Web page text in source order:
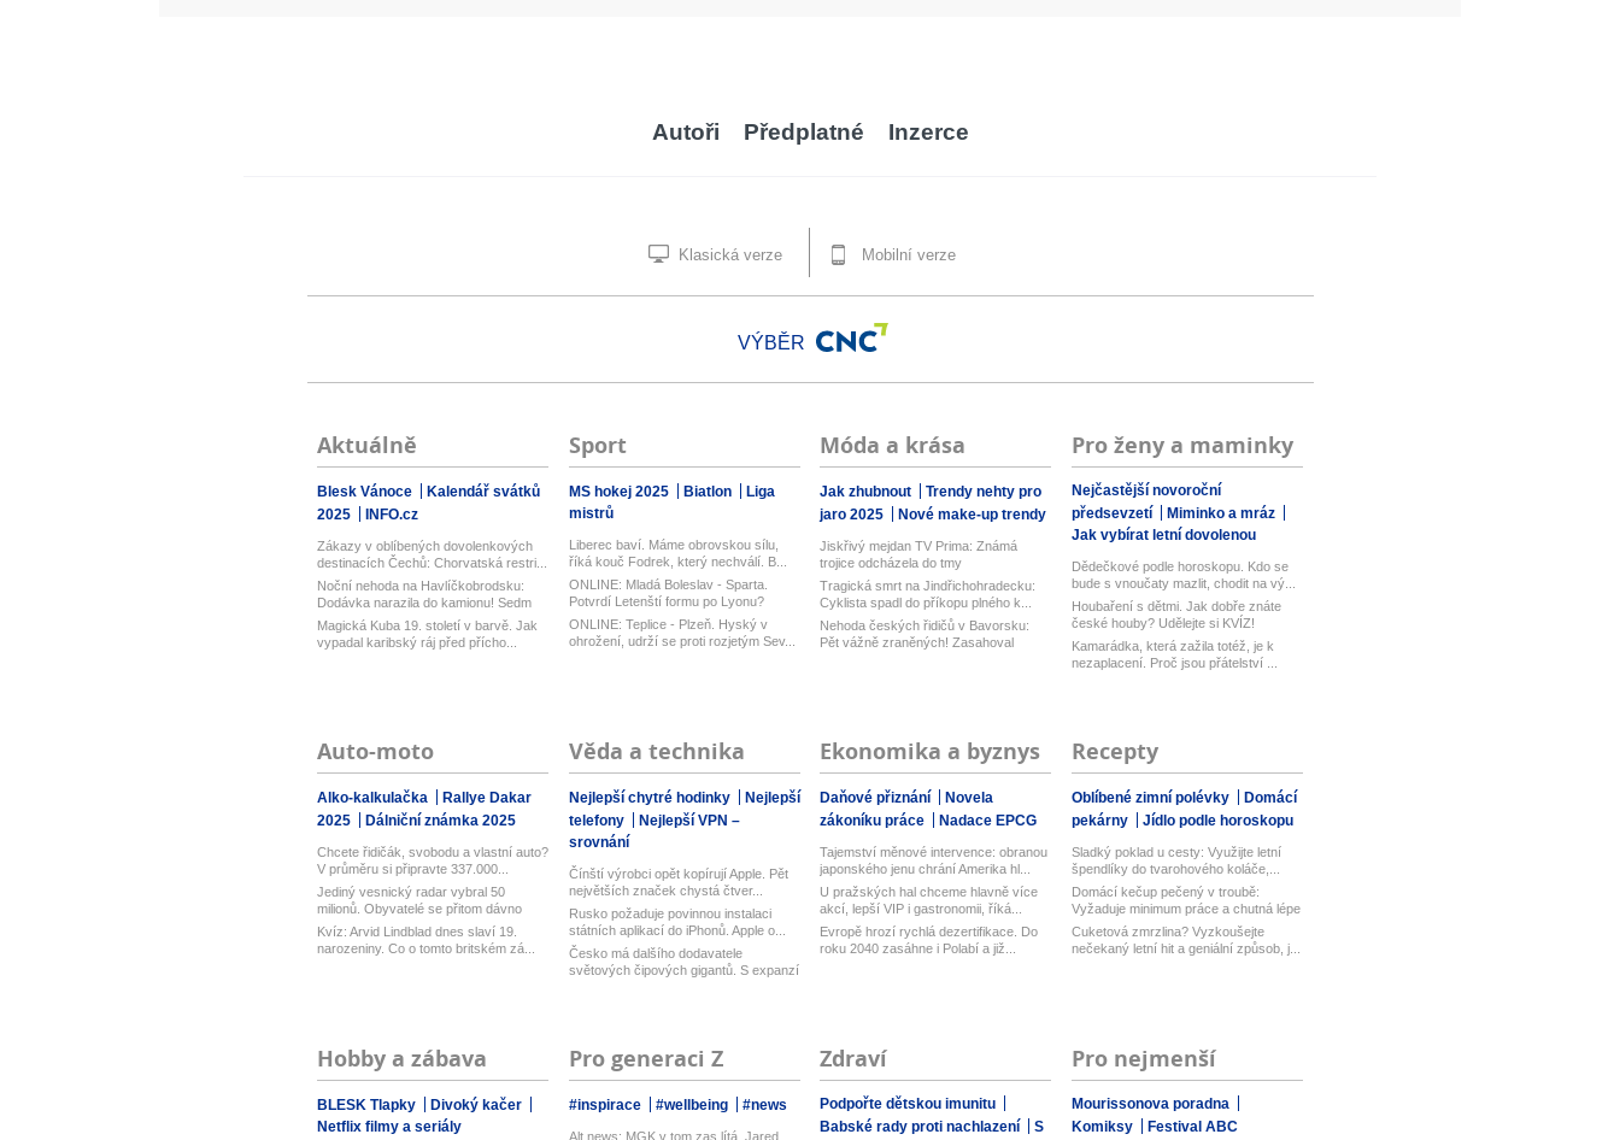
Autoři Předplatné Inzerce
Klasická verze Mobilní verze
VÝBĚR
Aktuálně
Blesk Vánoce
Kalendář svátků
2025
INFO.cz
Zákazy v oblíbených dovolenkových
destinacích Čechů: Chorvatská restri...
Noční nehoda na Havlíčkobrodsku:
Dodávka narazila do kamionu! Sedm
zra...
Magická Kuba 19. století v barvě. Jak
vypadal karibský ráj před přícho...
Sport
MS hokej 2025 Biatlon
Liga
mistrů
Liberec baví. Máme obrovskou sílu,
říká kouč Fodrek, který nechválí. B...
ONLINE: Mladá Boleslav - Sparta.
Potvrdí Letenští formu po Lyonu?
Mace...
ONLINE: Teplice - Plzeň. Hyský v
ohrožení, udrží se proti rozjetým Sev...
Móda a krása
Jak zhubnout
Trendy nehty pro
jaro 2025
Nové make-up trendy
Jiskřivý mejdan TV Prima: Známá
trojice odcházela do tmy
Tragická smrt na Jindřichohradecku:
Cyklista spadl do příkopu plného k...
Nehoda českých řidičů v Bavorsku:
Pět vážně zraněných! Zasahoval
Pro ženy a maminky
Nejčastější novoroční
předsevzetí
Miminko a mráz
Jak vybírat letní dovolenou
Dědečkové podle horoskopu. Kdo se
bude s vnoučaty mazlit, chodit na vý...
Houbaření s dětmi. Jak dobře znáte
české houby? Udělejte si KVÍZ!
Kamarádka, která zažila totéž, je k
nezaplacení. Proč jsou přátelství ...
Auto-moto
Alko-kalkulačka
Rallye Dakar
2025
Dálniční známka 2025
Chcete řidičák, svobodu a vlastní auto?
V průměru si připravte 337.000...
Jediný vesnický radar vybral 50
milionů. Obyvatelé se přitom dávno
bou...
Kvíz: Arvid Lindblad dnes slaví 19.
narozeniny. Co o tomto britském zá...
Věda a technika
Nejlepší chytré hodinky
Nejlepší
telefony
Nejlepší VPN –
srovnání
Čínští výrobci opět kopírují Apple. Pět
největších značek chystá čtver...
Rusko požaduje povinnou instalaci
státních aplikací do iPhonů. Apple o...
Česko má dalšího dodavatele
světových čipových gigantů. S expanzí
Ekonomika a byznys
Daňové přiznání
Novela
zákoníku práce
Nadace EPCG
Tajemství měnové intervence: obranou
japonského jenu chrání Amerika hl...
U pražských hal chceme hlavně více
akcí, lepší VIP i gastronomii, říká...
Evropě hrozí rychlá dezertifikace. Do
roku 2040 zasáhne i Polabí a již...
Recepty
Oblíbené zimní polévky
Domácí
pekárny
Jídlo podle horoskopu
Sladký poklad u cesty: Využijte letní
špendlíky do tvarohového koláče,...
Domácí kečup pečený v troubě:
Vyžaduje minimum práce a chutná lépe
než...
Cuketová zmrzlina? Vyzkoušejte
nečekaný letní hit a geniální způsob, j...
Hobby a zábava
BLESK Tlapky
Divoký kačer
Netflix filmy a seriály
Pro generaci Z
#inspirace #wellbeing #news
Alt news: MGK v tom zas lítá, Jared
Zdraví
Podpořte dětskou imunitu
Babské rady proti nachlazení
S
Pro nejmenší
Mourissonova poradna
Komiksy
Festival ABC